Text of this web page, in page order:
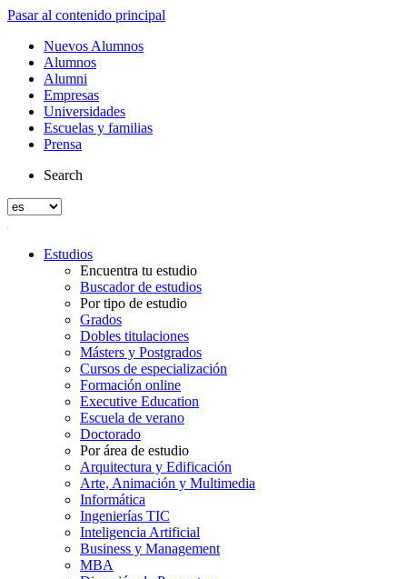
Pasar al contenido principal
Nuevos Alumnos
Alumnos
Alumni
Empresas
Universidades
Escuelas y familias
Prensa
Search
Estudios
Encuentra tu estudio
Buscador de estudios
Por tipo de estudio
Grados
Dobles titulaciones
Másters y Postgrados
Cursos de especialización
Formación online
Executive Education
Escuela de verano
Doctorado
Por área de estudio
Arquitectura y Edificación
Arte, Animación y Multimedia
Informática
Ingenierías TIC
Inteligencia Artificial
Business y Management
MBA